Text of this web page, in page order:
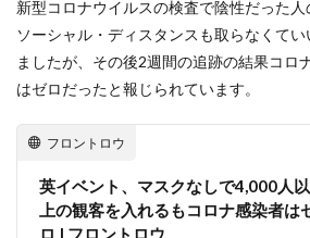
新型コロナウイルスの検査で陰性だった
ソーシャル・ディスタンスも取らなくて
ましたが、その後2週間の追跡の結果コロ
はゼロだったと報じられています。
フロントロウ
英イベント、マスクなしで4,000人以
上の観客を入れるもコロナ感染者は
ロ | フロントロウ